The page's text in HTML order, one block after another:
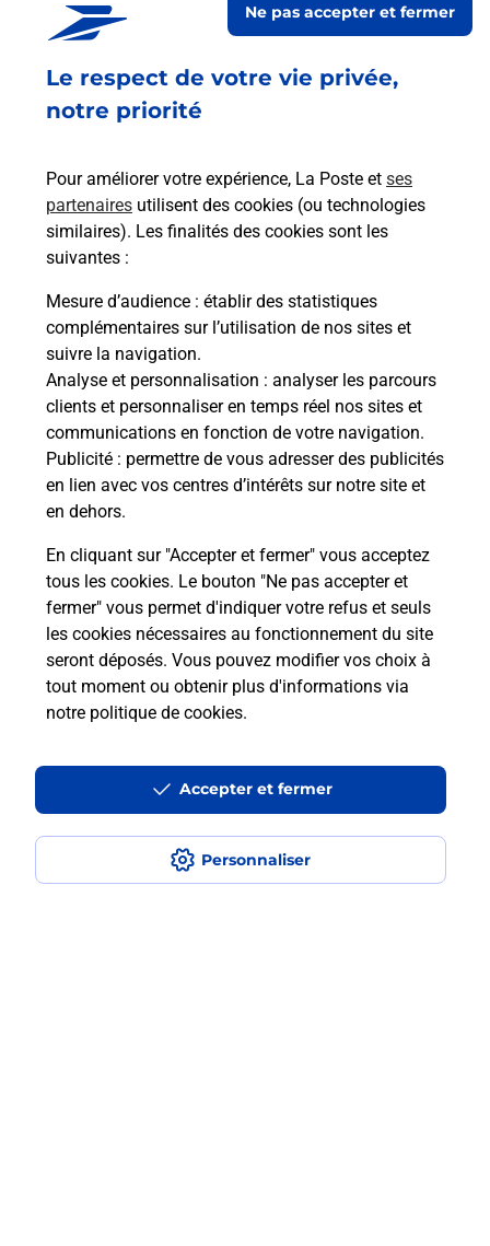
Le respect de votre vie privée,
notre priorité
Pour améliorer votre expérience, La Poste et ses
partenaires utilisent des cookies (ou technologies
similaires). Les finalités des cookies sont les
suivantes :
Mesure d’audience : établir des statistiques
complémentaires sur l’utilisation de nos sites et
suivre la navigation.
Analyse et personnalisation : analyser les parcours
clients et personnaliser en temps réel nos sites et
communications en fonction de votre navigation.
Publicité : permettre de vous adresser des publicités
en lien avec vos centres d’intérêts sur notre site et
en dehors.
En cliquant sur "Accepter et fermer" vous acceptez
tous les cookies. Le bouton "Ne pas accepter et
fermer" vous permet d'indiquer votre refus et seuls
les cookies nécessaires au fonctionnement du site
seront déposés. Vous pouvez modifier vos choix à
tout moment ou obtenir plus d'informations via
notre politique de cookies.
Personnaliser
Ne pas accepter et fermer
Accepter et fermer
En savoir plus
Recherchez un autre point de contact
Questions fréquemment posées
Quel réseau utilise La Poste Mobile ?
Est-ce que je peux garder mon
numéro de mobile gratuitement ?
Est-ce que je peux bénéficier de la 5G
avec La Poste Mobile ?
Est-ce que je peux utiliser mon forfait
à l’étranger avec La Poste Mobile ?
Est-ce que je peux payer mon iPhone
en plusieurs fois avec La Poste Mobile
Localiser Liste Creuse AZERABLES
AZERABLES